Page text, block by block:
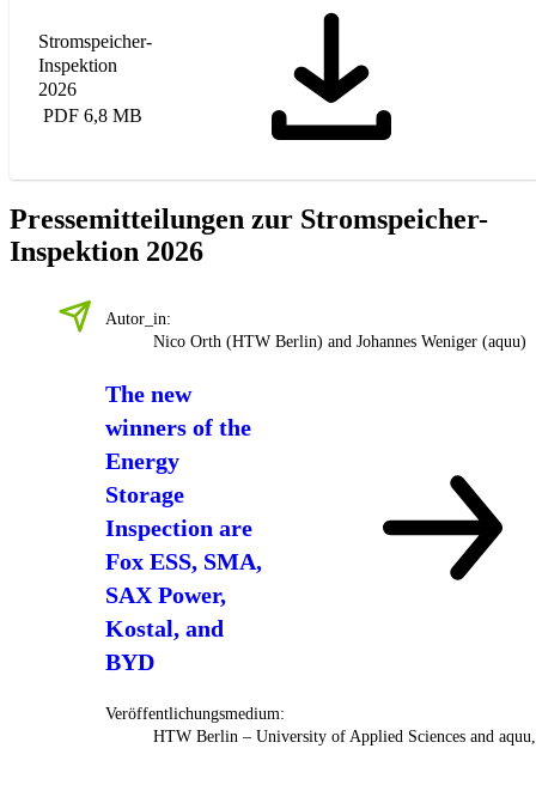
Stromspeicher-
Inspektion
2026
PDF 6,8 MB
Pressemitteilungen zur Stromspeicher-
Inspektion 2026
Autor_in:
Nico Orth (HTW Berlin) and Johannes Weniger (aquu)
The new
winners of the
Energy
Storage
Inspection are
Fox ESS, SMA,
SAX Power,
Kostal, and
BYD
Veröffentlichungsmedium:
HTW Berlin – University of Applied Sciences and